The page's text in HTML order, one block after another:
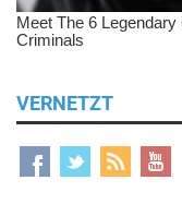
VERNETZT